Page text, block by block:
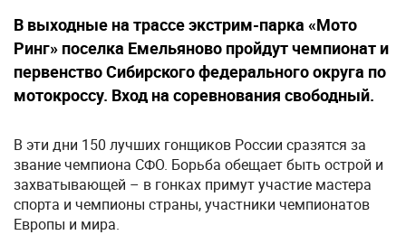
В выходные на трассе экстрим-парка «Мото
Ринг» поселка Емельяново пройдут чемпионат и
первенство Сибирского федерального округа по
мотокроссу. Вход на соревнования свободный.
В эти дни 150 лучших гонщиков России сразятся за
звание чемпиона СФО. Борьба обещает быть острой и
захватывающей – в гонках примут участие мастера
спорта и чемпионы страны, участники чемпионатов
Европы и мира.